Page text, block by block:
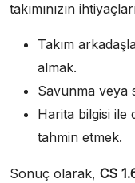
takımınızın
Takım
almak.
Savunma veya
Harita bilgisi ile
tahmin etmek.
Sonuç olarak, CS